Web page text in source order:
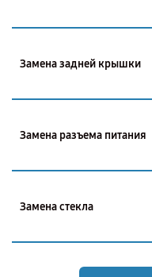
Замена задней крышки
Замена разъема питания
Замена стекла